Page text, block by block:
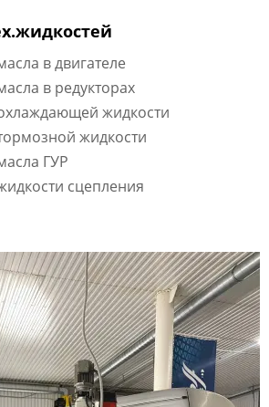
в двигателе
в редукторах
жидкости
жидкости
ГУР
сцепления